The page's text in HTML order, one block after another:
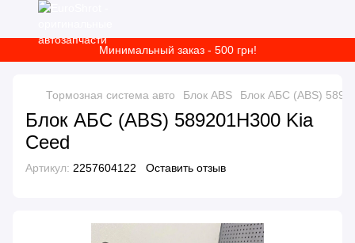
Минимальный заказ - 500 грн!
Тормозная система авто Блок ABS Блок АБС (ABS)
Блок АБС (ABS) 589201H300 Kia
Ceed
Артикул: 2257604122 Оставить отзыв